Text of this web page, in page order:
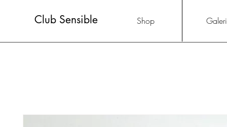
Club Sensible Shop